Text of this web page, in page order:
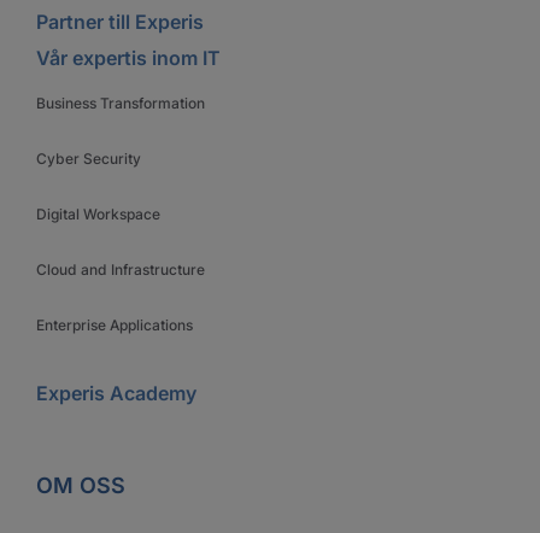
Partner till Experis
Vår expertis inom IT
Business Transformation
Cyber Security
Digital Workspace
Cloud and Infrastructure
Enterprise Applications
Experis Academy
OM OSS